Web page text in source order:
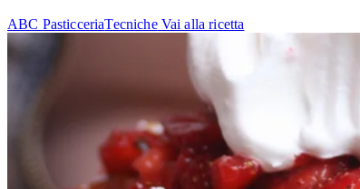
ABC PasticceriaTecnicheVai alla ricetta